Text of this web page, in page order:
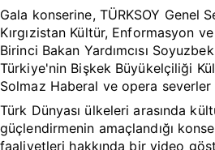
Gala konserine, TÜRKSOY Genel
Kırgızistan Kültür, Enformasyon
Birinci Bakan Yardımcısı
Türkiye'nin Bişkek Büyükelçiliği
Solmaz Haberal ve opera severler
Türk Dünyası ülkeleri arasında
güçlendirmenin amaçlandığı
faaliyetleri hakkında bir video